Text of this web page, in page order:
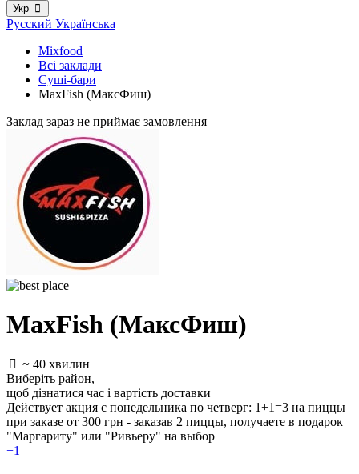
Укр
Русский Українська
Mixfood
Всі заклади
Суші-бари
MaxFish (МаксФиш)
Заклад зараз не приймає замовлення
MaxFish (МаксФиш)
~ 40 хвилин
Виберіть район,
щоб дізнатися час і вартість доставки
Действует акция с понедельника по четверг: 1+1=3 на пиццы
при заказе от 300 грн - заказав 2 пиццы, получаете в подарок
"Маргариту" или "Ривьеру" на выбор
+1